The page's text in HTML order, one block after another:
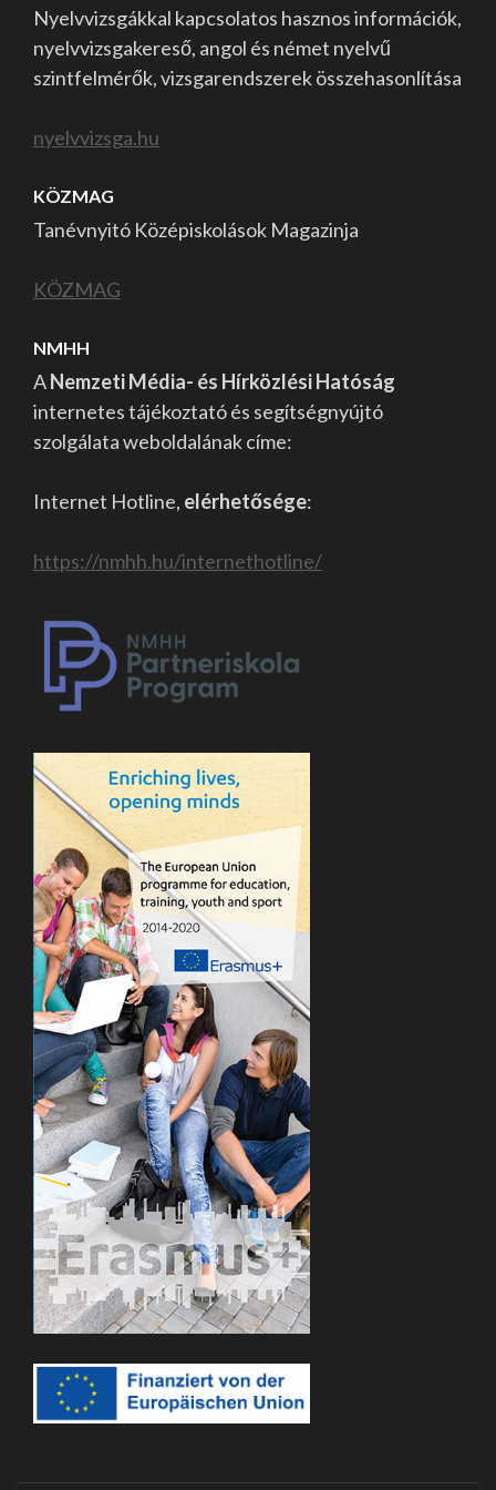
Nyelvvizsgákkal kapcsolatos hasznos információk,
nyelvvizsgakereső, angol és német nyelvű
szintfelmérők, vizsgarendszerek összehasonlítása
nyelvvizsga.hu
KÖZMAG
Tanévnyitó Középiskolások Magazinja
KÖZMAG
NMHH
ANemzeti Média- és Hírközlési Hatóság
internetes tájékoztató és segítségnyújtó
szolgálata weboldalának címe:
Internet Hotline, elérhetősége:
https://nmhh.hu/internethotline/